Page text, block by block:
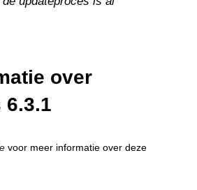
over
6.3.1
voor meer informatie over deze